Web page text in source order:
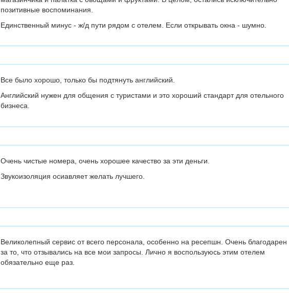
позитивные воспоминания.
Единственный минус - ж/д пути рядом с отелем. Если открывать окна - шумно.
Все было хорошо, только бы подтянуть английский.
Английский нужен для общения с туристами и это хороший стандарт для отельного
бизнеса.
Очень чистые номера, очень хорошее качество за эти деньги.
Звукоизоляция осиавляет желать лучшего.
Великолепный сервис от всего персонала, особенно на ресепшн. Очень благодарен
за то, что отзывались на все мои запросы. Лично я воспользуюсь этим отелем
обязательно еще раз.